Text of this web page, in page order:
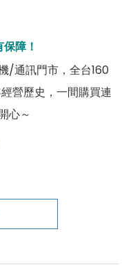
障！
/通訊門市，全台160
營歷史，一間購買連
心～
集點兌換商品」，每半
每年再送「VIP生日